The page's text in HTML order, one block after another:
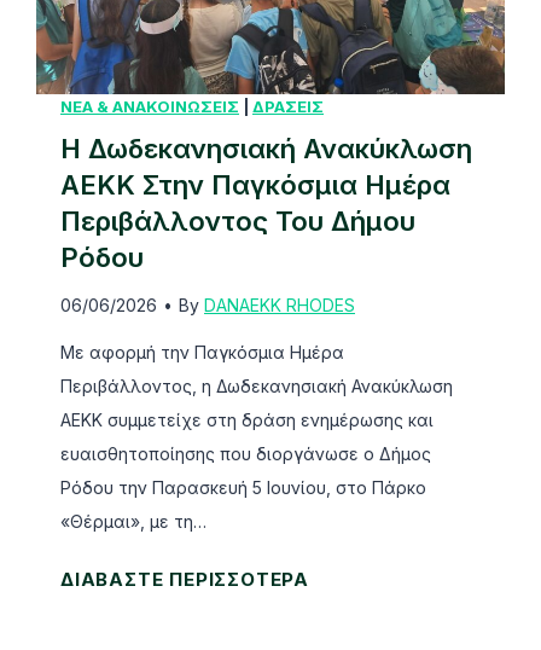
ΝΕΑ & ΑΝΑΚΟΙΝΩΣΕΙΣ ΔΡΑΣΕΙΣ
Η Δωδεκανησιακή Ανακύκλωση
ΑΕΚΚ Στην Παγκόσμια Ημέρα
Περιβάλλοντος Του Δήμου
Ρόδου
06/06/2026 • By DANAEKK RHODES
Με αφορμή την Παγκόσμια Ημέρα
Περιβάλλοντος, η Δωδεκανησιακή Ανακύκλωση
ΑΕΚΚ συμμετείχε στη δράση ενημέρωσης και
ευαισθητοποίησης που διοργάνωσε ο Δήμος
Ρόδου την Παρασκευή 5 Ιουνίου, στο Πάρκο
«Θέρμαι», με τη…
ΔΙΑΒΑΣΤΕ ΠΕΡΙΣΣΟΤΕΡΑ